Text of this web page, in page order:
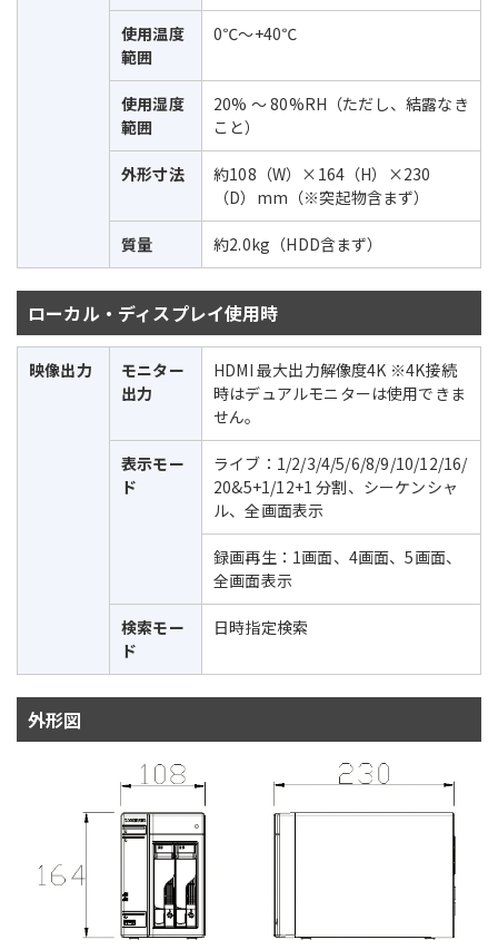
使用温度
範囲
0℃～+40℃
使用湿度
範囲
20% ～ 80%RH（ただし、結露なき
こと）
外形寸法
約108（W）×164（H）×230
（D）mm（※突起物含まず）
質量 約2.0kg（HDD含まず）
ローカル・ディスプレイ使用時
映像出力
モニター
出力
HDMI 最大出力解像度4K ※4K接続
時はデュアルモニターは使用できま
せん。
表示モー
ド
ライブ：1/2/3/4/5/6/8/9/10/12/16/
20&5+1/12+1 分割、シーケンシャ
ル、全画面表示
録画再生：1画面、4画面、5画面、
全画面表示
検索モー
ド
日時指定検索
外形図